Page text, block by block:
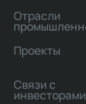
Отрасли
Проекты
Связи с
инвесторами